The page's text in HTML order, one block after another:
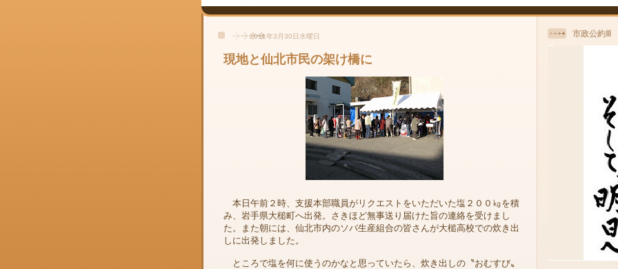
2011年3月30日水曜日
現地と仙北市民の架け橋に
本日午前２時、支援本部職員がリクエストをいただいた塩２００㎏を積
み、岩手県大槌町へ出発。さきほど無事送り届けた旨の連絡を受けまし
た。また朝には、仙北市内のソバ生産組合の皆さんが大槌高校での炊き出
しに出発しました。
ところで塩を何に使うのかなと思っていたら、炊き出しの〝おむすび〟
市政公約Ⅲ